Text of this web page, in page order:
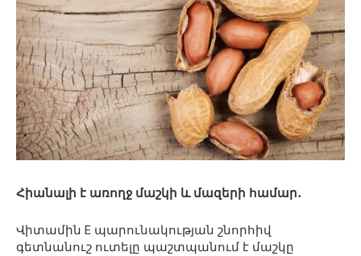
Հիանալի է առողջ մաշկի և մազերի համար․
Վիտամին E պարունակության շնորհիվ
գետնանուշ ուտելը պաշտպանում է մաշկը